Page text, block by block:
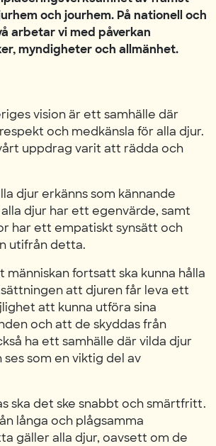
och jourhem. På nationell och
arbetar vi med påverkan
myndigheter och allmänhet.
vision är ett samhälle där
och medkänsla för alla djur.
uppdrag varit att rädda och
djur erkänns som kännande
djur har ett egenvärde, samt
har ett empatiskt synsätt och
utifrån detta.
fortsatt ska kunna hålla
att djuren får leva ett
att kunna utföra sina
och att de skyddas från
ha ett samhälle där vilda djur
som en viktig del av
ska det ske snabbt och smärtfritt.
långa och plågsamma
gäller alla djur, oavsett om de